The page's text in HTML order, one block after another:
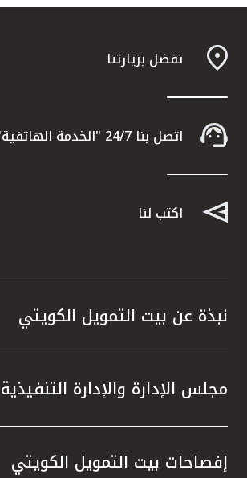
تفضل بزيارتنا
اتصل بنا 24/7 "الخدمة الهاتفية" 1803333
اكتب لنا
نبذة عن بيت التمويل الكويتي
مجلس الإدارة والإدارة التنفيذية
إفصاحات بيت التمويل الكويتي